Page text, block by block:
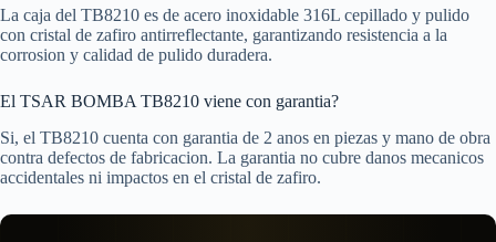
La caja del TB8210 es de acero inoxidable 316L cepillado y pulido
con cristal de zafiro antirreflectante, garantizando resistencia a la
corrosion y calidad de pulido duradera.
El TSAR BOMBA TB8210 viene con garantia?
Si, el TB8210 cuenta con garantia de 2 anos en piezas y mano de obra
contra defectos de fabricacion. La garantia no cubre danos mecanicos
accidentales ni impactos en el cristal de zafiro.